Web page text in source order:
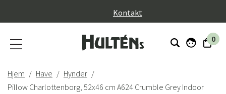
Kontakt
0
Hjem Have
Hynder
Pillow Charlottenborg, 52x46 cm A624 Crumble Grey Indoor